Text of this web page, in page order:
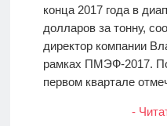
Сделано
в России
Рунет
конца 2017 года в
долларов за тонну,
директор компании
рамках ПМЭФ-2017.
первом квартале
-